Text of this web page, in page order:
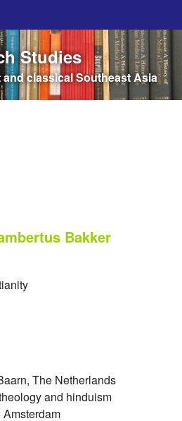
Studies
classical Southeast Asia
Bakker
The Netherlands
and hinduism